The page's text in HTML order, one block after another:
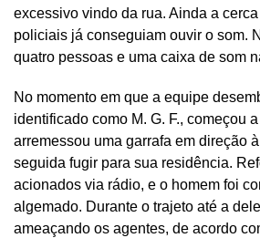
excessivo vindo da rua. Ainda a
policiais já conseguiam ouvir o som.
quatro pessoas e uma caixa de som
No momento em que a equipe
identificado como M. G. F., começou
arremessou uma garrafa em direção
seguida fugir para sua residência.
acionados via rádio, e o homem foi
algemado. Durante o trajeto até a
ameaçando os agentes, de acordo